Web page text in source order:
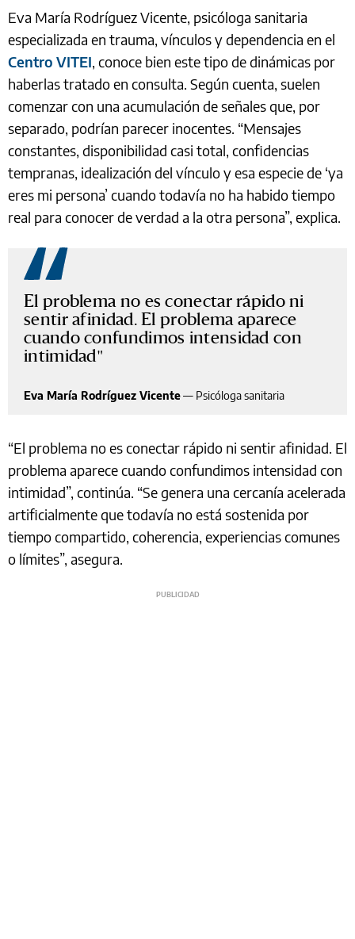
Eva María Rodríguez Vicente, psicóloga sanitaria
especializada en trauma, vínculos y dependencia en el
Centro VITEI, conoce bien este tipo de dinámicas por
haberlas tratado en consulta. Según cuenta, suelen
comenzar con una acumulación de señales que, por
separado, podrían parecer inocentes. “Mensajes
constantes, disponibilidad casi total, confidencias
tempranas, idealización del vínculo y esa especie de ‘ya
eres mi persona’ cuando todavía no ha habido tiempo
real para conocer de verdad a la otra persona”, explica.
El problema no es conectar rápido ni
sentir afinidad. El problema aparece
cuando confundimos intensidad con
intimidad
Eva María Rodríguez Vicente— Psicóloga sanitaria
“El problema no es conectar rápido ni sentir afinidad. El
problema aparece cuando confundimos intensidad con
intimidad”, continúa. “Se genera una cercanía acelerada
artificialmente que todavía no está sostenida por
tiempo compartido, coherencia, experiencias comunes
o límites”, asegura.